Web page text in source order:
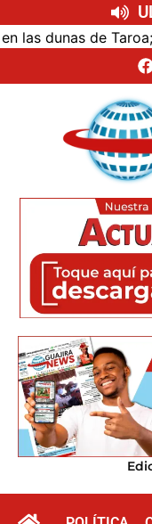
de Taroa; su